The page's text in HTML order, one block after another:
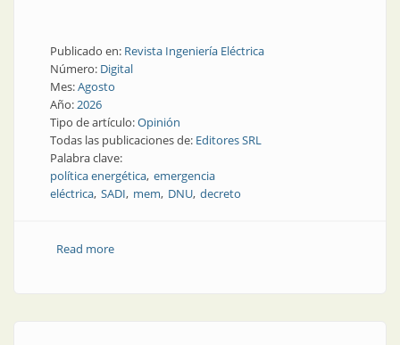
Publicado en: Revista Ingeniería Eléctrica
Número: Digital
Mes:Agosto
Año:2026
Tipo de artículo:Opinión
Todas las publicaciones de: Editores SRL
Palabra clave:
política energética emergencia
eléctrica SADI mem DNU decreto
Read moreabout Los problemas del sistema eléctrico argentino